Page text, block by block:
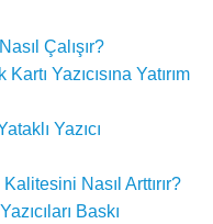
Çalışır?
Yazıcısına Yatırım
Yazıcı
Nasıl Arttırır?
Baskı